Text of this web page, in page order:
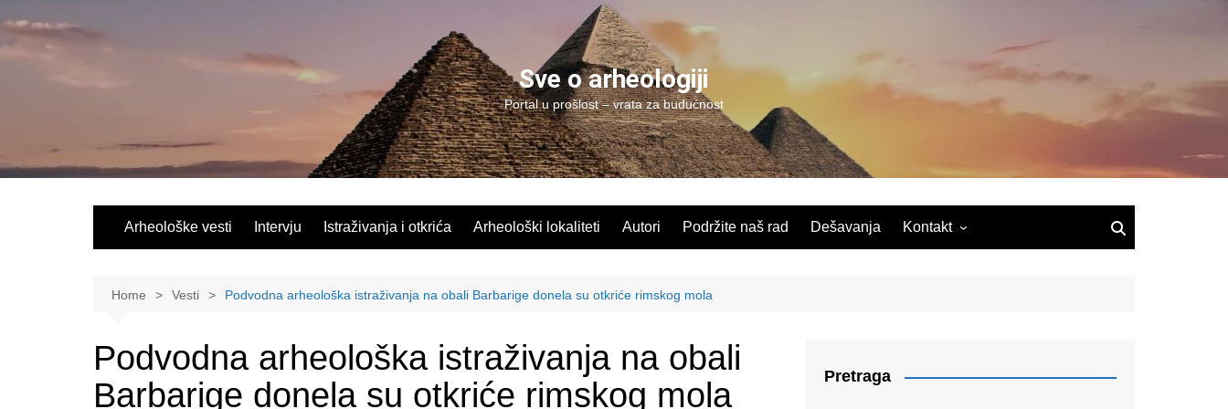
Sve o arheologiji
Portal u prošlost – vrata za budućnost
Arheološke vesti Intervju Istraživanja i otkrića Arheološki lokaliteti Autori Podržite naš rad Dešavanja Kontakt
Home Vesti Podvodna arheološka istraživanja na obali Barbarige donela su otkriće rimskog mola
Podvodna arheološka istraživanja na obali
Barbarige donela su otkriće rimskog mola
Pretraga